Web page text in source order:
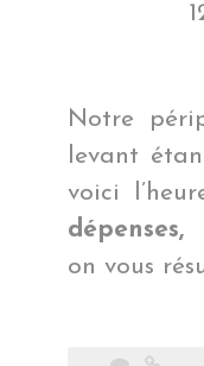
Notre
levant
voici
dépenses,
on vous